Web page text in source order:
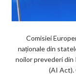
Comisiei
naționale din
noilor prevederi din
(AI Act).